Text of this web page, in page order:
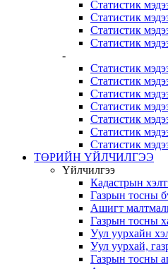
Статистик
Статистик
Статистик
Статистик
-
Статистик
Статистик
Статистик
Статистик
Статистик
Статистик
Статистик
ТӨРИЙН ҮЙЛЧИЛГЭЭ
Үйлчилгээ
Кадастрын
Газрын тосны
Ашигт
Газрын тосны
Уул уурхайн
Уул уурхай,
Газрын тосны